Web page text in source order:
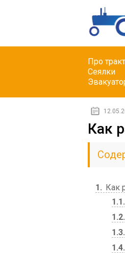
Про
Сеялки
Как
1
Как
1.1
1.2
1.3
1.4